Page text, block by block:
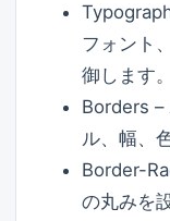
フォント
御します。
Borders –
ル、幅、
Border-
の丸みを